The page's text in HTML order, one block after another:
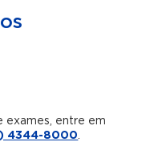
exames, entre em
4344-8000.